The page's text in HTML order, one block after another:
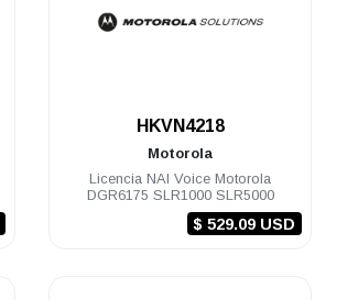
HKVN4218
Motorola
Licencia NAI Voice Motorola
DGR6175 SLR1000 SLR5000
$ 529.09 USD